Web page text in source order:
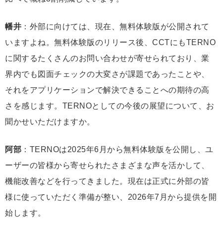
幡井 ：外部に向けては、現在、無料体験版が公開されて
いますよね。無料体験版のリリース後、CCTにもTERNO
に関するたくさんのお問い合わせが寄せられており、業
界内でも図面チェックの大変さが課題であったことや、
それをアプリケーションで解決できることへの期待の高
さを感じます。TERNOとしての今後の展望について、お
聞かせいただけますか。
阿部 ：TERNOは2025年6月から無料体験版を公開し、ユ
ーザーの皆様から寄せられたさまざまな声を活かして、
機能改善などを行ってきました。現在は正式に外部の皆
様に使っていただく準備が整い、2026年7月から提供を開
始します。